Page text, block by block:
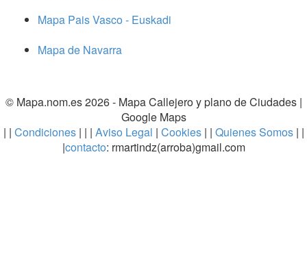
Mapa Pais Vasco - Euskadi
Mapa de Navarra
© Mapa.nom.es 2026 - Mapa Callejero y plano de Ciudades|
Google Maps
| | Condiciones| | | Aviso Legal | Cookies | | Quienes Somos | |
|contacto: rmartindz(arroba)gmail.com